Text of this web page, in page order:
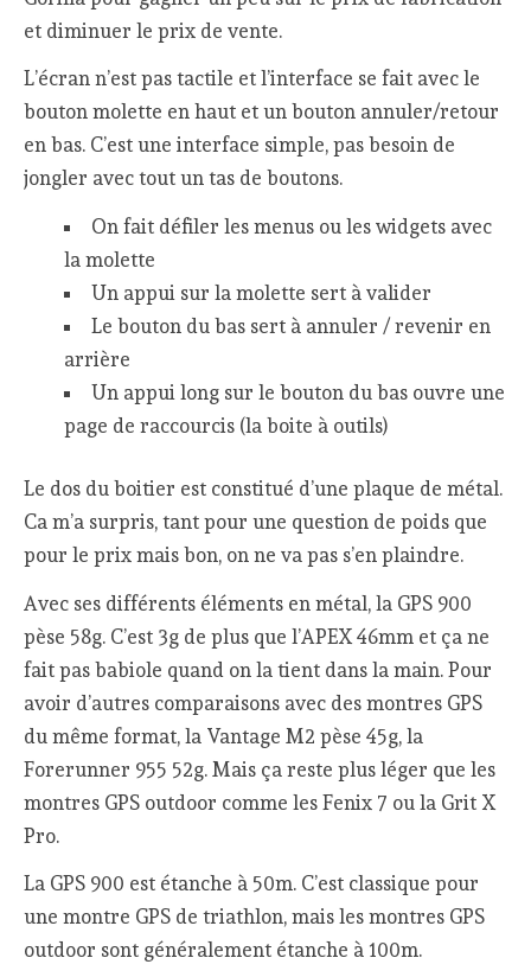
et diminuer le prix de vente.
L’écran n’est pas tactile et l’interface se fait avec le
bouton molette en haut et un bouton annuler/retour
en bas. C’est une interface simple, pas besoin de
jongler avec tout un tas de boutons.
On fait défiler les menus ou les widgets avec
la molette
Un appui sur la molette sert à valider
Le bouton du bas sert à annuler / revenir en
arrière
Un appui long sur le bouton du bas ouvre une
page de raccourcis (la boite à outils)
Le dos du boitier est constitué d’une plaque de métal.
Ca m’a surpris, tant pour une question de poids que
pour le prix mais bon, on ne va pas s’en plaindre.
Avec ses différents éléments en métal, la GPS 900
pèse 58g. C’est 3g de plus que l’APEX 46mm et ça ne
fait pas babiole quand on la tient dans la main. Pour
avoir d’autres comparaisons avec des montres GPS
du même format, la Vantage M2 pèse 45g, la
Forerunner 955 52g. Mais ça reste plus léger que les
montres GPS outdoor comme les Fenix 7 ou la Grit X
Pro.
La GPS 900 est étanche à 50m. C’est classique pour
une montre GPS de triathlon, mais les montres GPS
outdoor sont généralement étanche à 100m.